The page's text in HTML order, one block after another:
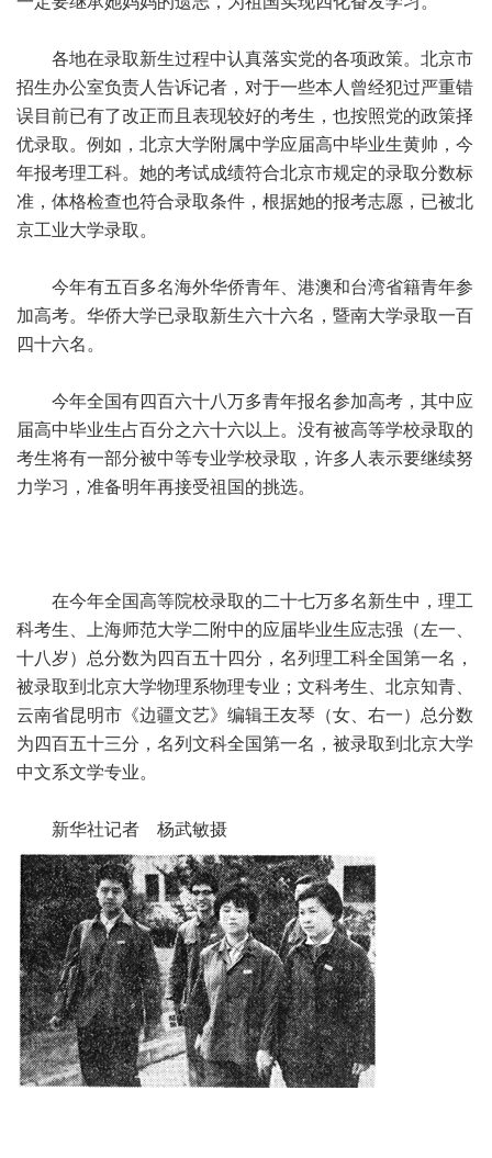
各地在录取新生过程中认真落实党的各项政策。北京市
招生办公室负责人告诉记者，对于一些本人曾经犯过严重错
误目前已有了改正而且表现较好的考生，也按照党的政策择
优录取。例如，北京大学附属中学应届高中毕业生黄帅，今
年报考理工科。她的考试成绩符合北京市规定的录取分数标
准，体格检查也符合录取条件，根据她的报考志愿，已被北
京工业大学录取。
今年有五百多名海外华侨青年、港澳和台湾省籍青年参
加高考。华侨大学已录取新生六十六名，暨南大学录取一百
四十六名。
今年全国有四百六十八万多青年报名参加高考，其中应
届高中毕业生占百分之六十六以上。没有被高等学校录取的
考生将有一部分被中等专业学校录取，许多人表示要继续努
力学习，准备明年再接受祖国的挑选。
在今年全国高等院校录取的二十七万多名新生中，理工
科考生、上海师范大学二附中的应届毕业生应志强（左一、
十八岁）总分数为四百五十四分，名列理工科全国第一名，
被录取到北京大学物理系物理专业；文科考生、北京知青、
云南省昆明市《边疆文艺》编辑王友琴（女、右一）总分数
为四百五十三分，名列文科全国第一名，被录取到北京大学
中文系文学专业。
新华社记者 杨武敏摄